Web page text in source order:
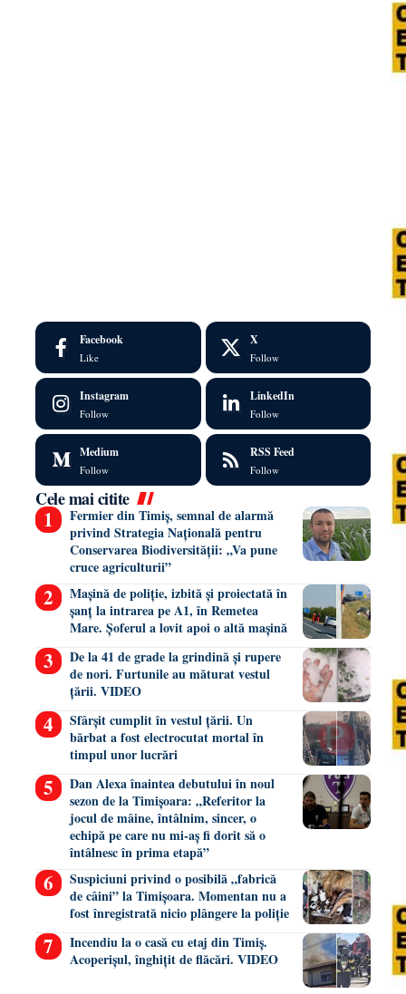
Facebook
Like
X
Follow
Instagram
Follow
LinkedIn
Follow
Medium
Follow
RSS Feed
Follow
Cele mai citite
Fermier din Timiș, semnal de alarmă
privind Strategia Națională pentru
Conservarea Biodiversității: „Va pune
cruce agriculturii”
Mașină de poliție, izbită și proiectată în
șanț la intrarea pe A1, în Remetea
Mare. Șoferul a lovit apoi o altă mașină
De la 41 de grade la grindină și rupere
de nori. Furtunile au măturat vestul
țării. VIDEO
Sfârșit cumplit în vestul țării. Un
bărbat a fost electrocutat mortal în
timpul unor lucrări
Dan Alexa înaintea debutului în noul
sezon de la Timișoara: „Referitor la
jocul de mâine, întâlnim, sincer, o
echipă pe care nu mi-aș fi dorit să o
întâlnesc în prima etapă”
Suspiciuni privind o posibilă „fabrică
de câini” la Timișoara. Momentan nu a
fost înregistrată nicio plângere la poliție
Incendiu la o casă cu etaj din Timiș.
Acoperișul, înghițit de flăcări. VIDEO